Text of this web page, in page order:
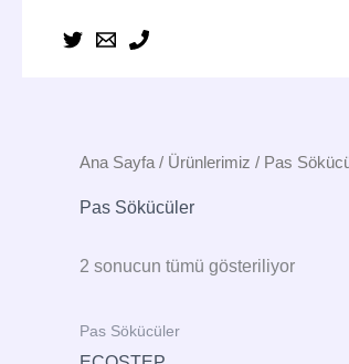
Ana Sayfa / Ürünlerimiz / Pas
Pas Sökücüler
2 sonucun tümü gösteriliyor
Pas Sökücüler